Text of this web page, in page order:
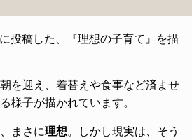
投稿した、『理想の子育て』を描
を迎え、着替えや食事など済ませ
様子が描かれています。
まさに理想。しかし現実は、そう